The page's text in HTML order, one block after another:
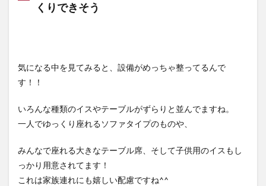
アミ
にな
りそ
2
まと
くりできそう
気になる中を見てみると、設備がめっちゃ整ってるんで
す！！
いろんな種類のイスやテーブルがずらりと並んでますね。
一人でゆっくり座れるソファタイプのものや、
みんなで座れる大きなテーブル席、そして子供用のイスもし
っかり用意されてます！
これは家族連れにも嬉しい配慮ですね^^